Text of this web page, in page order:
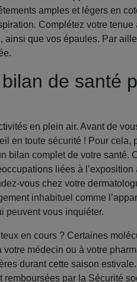
amples et légers en
Complétez votre
ainsi que vos épaules. Par
de santé
en plein air. Avant de
en toute sécurité ! Pour cela,
bilan complet de votre santé.
liées à
vous chez votre
inhabituel comme
peuvent vous inquiéter.
en cours ? Certaines
médecin ou à votre
durant cette saison estivale.
par la Sécurité